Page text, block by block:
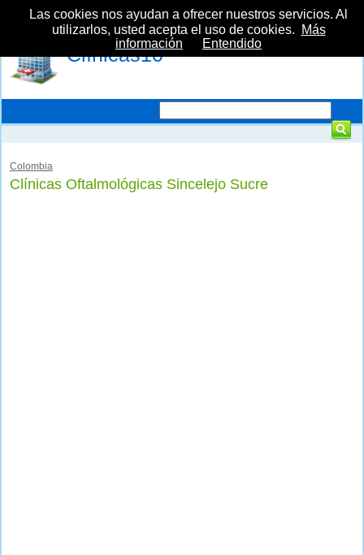
Clínicas10
Colombia
Clínicas Oftalmológicas Sincelejo Sucre
Las cookies nos ayudan a ofrecer nuestros servicios. Al
utilizarlos, usted acepta el uso de cookies.
Más
información
Entendido